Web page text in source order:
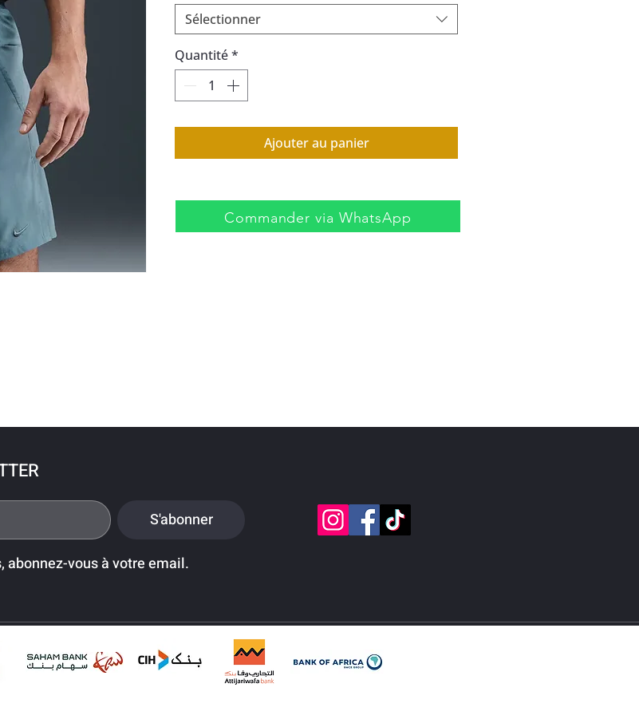
Sélectionner
Quantité*
Ajouter au panier
Commander via WhatsApp
S'abonner
abonnez-vous à votre email.